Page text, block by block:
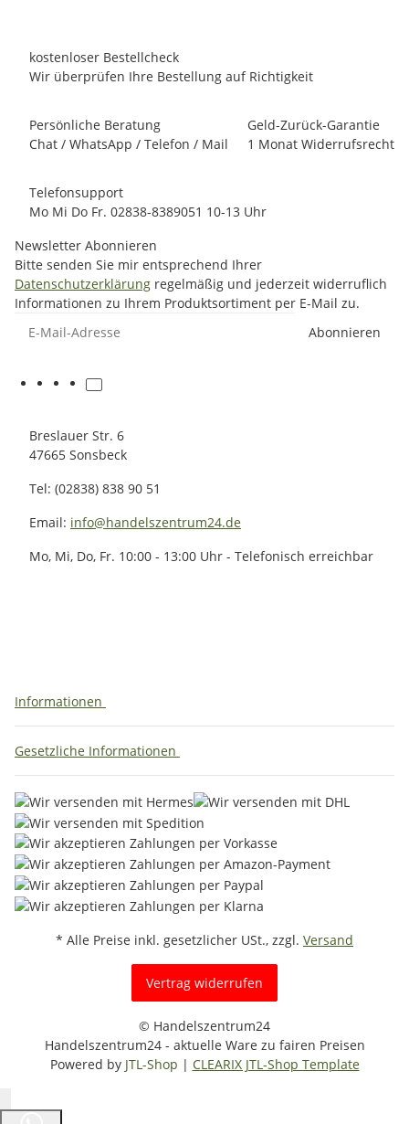
kostenloser Bestellcheck
Wir überprüfen Ihre Bestellung auf Richtigkeit
Persönliche Beratung
Chat / WhatsApp / Telefon / Mail
Geld-Zurück-Garantie
1 Monat Widerrufsrecht
Telefonsupport
Mo Mi Do Fr. 02838-8389051 10-13 Uhr
Newsletter Abonnieren
Bitte senden Sie mir entsprechend Ihrer
Datenschutzerklärung regelmäßig und jederzeit widerruflich
Informationen zu Ihrem Produktsortiment per E-Mail zu.
Abonnieren
Breslauer Str. 6
47665 Sonsbeck
Tel: (02838) 838 90 51
Email: info@handelszentrum24.de
Mo, Mi, Do, Fr. 10:00 - 13:00 Uhr - Telefonisch erreichbar
Informationen
Gesetzliche Informationen
* Alle Preise inkl. gesetzlicher USt., zzgl. Versand
Vertrag widerrufen
© Handelszentrum24
Handelszentrum24 - aktuelle Ware zu fairen Preisen
Powered by JTL-Shop | CLEARIX JTL-Shop Template